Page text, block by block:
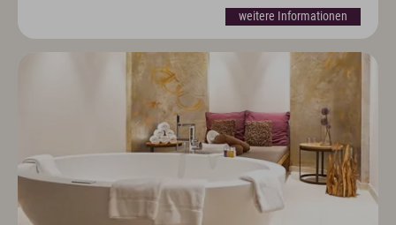
weitere Informationen